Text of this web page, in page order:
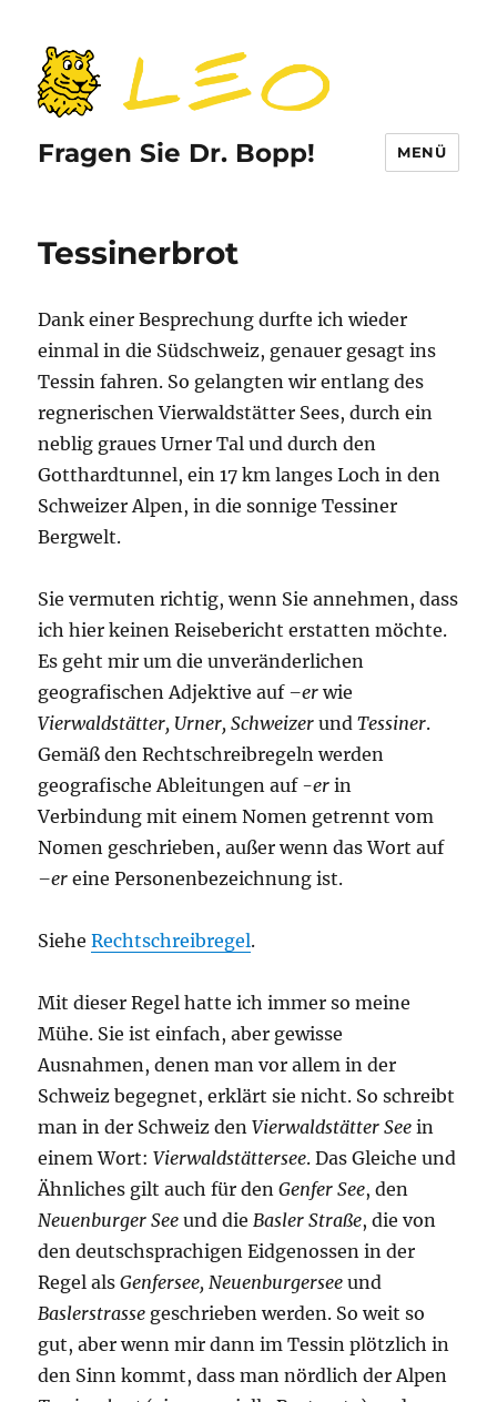
Fragen Sie Dr. Bopp! MENÜ
Tessinerbrot
Dank einer Besprechung durfte ich wieder
einmal in die Südschweiz, genauer gesagt ins
Tessin fahren. So gelangten wir entlang des
regnerischen Vierwaldstätter Sees, durch ein
neblig graues Urner Tal und durch den
Gotthardtunnel, ein 17 km langes Loch in den
Schweizer Alpen, in die sonnige Tessiner
Bergwelt.
Sie vermuten richtig, wenn Sie annehmen, dass
ich hier keinen Reisebericht erstatten möchte.
Es geht mir um die unveränderlichen
geografischen Adjektive auf –er wie
Vierwaldstätter, Urner, Schweizer undTessiner.
Gemäß den Rechtschreibregeln werden
geografische Ableitungen auf -er in
Verbindung mit einem Nomen getrennt vom
Nomen geschrieben, außer wenn das Wort auf
–er eine Personenbezeichnung ist.
SieheRechtschreibregel.
Mit dieser Regel hatte ich immer so meine
Mühe. Sie ist einfach, aber gewisse
Ausnahmen, denen man vor allem in der
Schweiz begegnet, erklärt sie nicht. So schreibt
man in der Schweiz denVierwaldstätter See in
einem Wort:Vierwaldstättersee. Das Gleiche und
Ähnliches gilt auch für denGenfer See, den
Neuenburger See und dieBasler Straße, die von
den deutschsprachigen Eidgenossen in der
Regel alsGenfersee, Neuenburgersee und
Baslerstrasse geschrieben werden. So weit so
gut, aber wenn mir dann im Tessin plötzlich in
den Sinn kommt, dass man nördlich der Alpen